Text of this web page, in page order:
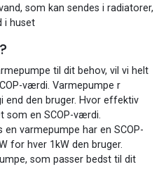
som kan sendes i radiatorer,
i huset
til dit behov, vil vi helt
værdi. Varmepumpe r
end den bruger. Hvor effektiv
som en SCOP-værdi.
varmepumpe har en SCOP-
for hver 1kW den bruger.
som passer bedst til dit